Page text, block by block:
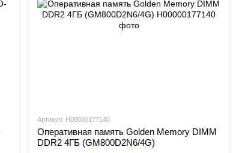
Артикул: H00000177140
Оперативная память Golden Memory DIMM
DDR2 4ГБ (GM800D2N6/4G)